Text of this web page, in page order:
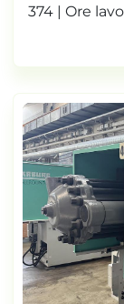
374 | Ore